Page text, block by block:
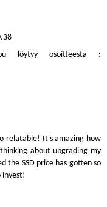
löytyy osoitteesta :
relatable! It's amazing how
about upgrading my
the SSD price has gotten so